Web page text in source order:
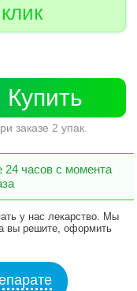
Купить
заказе 2 упак.
24 часов с момента
у нас лекарство. Мы
вы решите, оформить